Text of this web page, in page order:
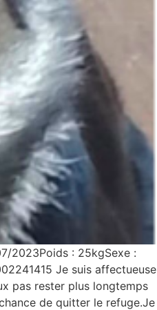
2023Poids : 25kgSexe :
Je suis affectueuse
pas rester plus longtemps
de quitter le refuge.Je